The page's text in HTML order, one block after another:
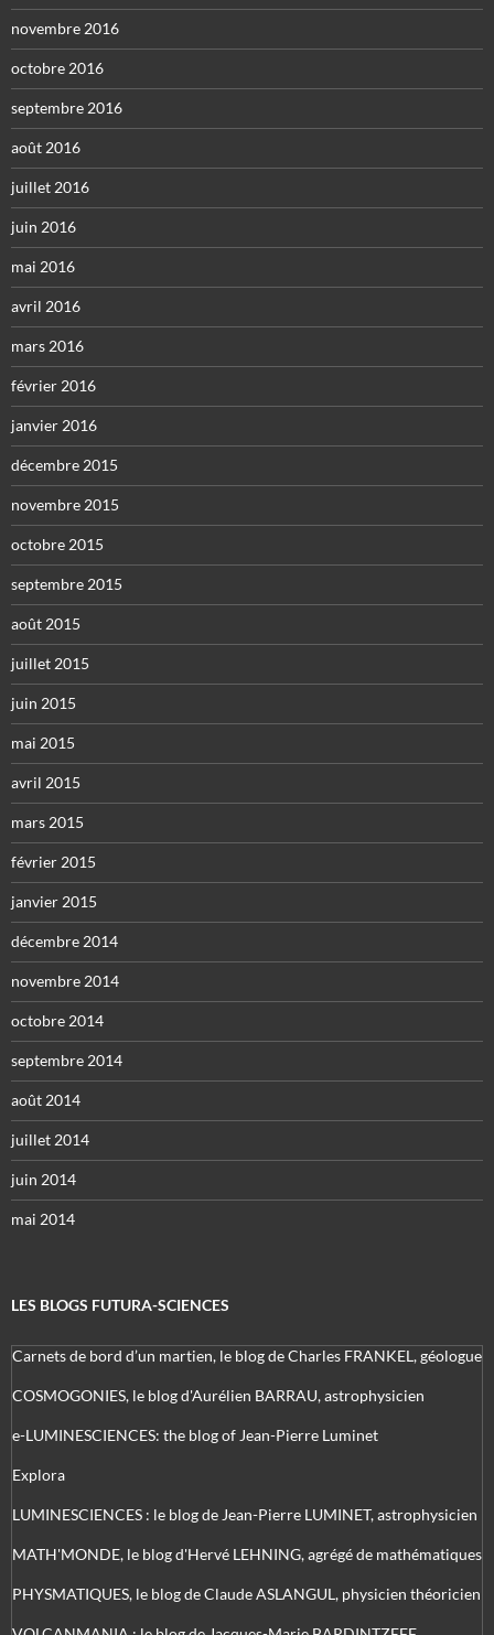
novembre 2016
octobre 2016
septembre 2016
août 2016
juillet 2016
juin 2016
mai 2016
avril 2016
mars 2016
février 2016
janvier 2016
décembre 2015
novembre 2015
octobre 2015
septembre 2015
août 2015
juillet 2015
juin 2015
mai 2015
avril 2015
mars 2015
février 2015
janvier 2015
décembre 2014
novembre 2014
octobre 2014
septembre 2014
août 2014
juillet 2014
juin 2014
mai 2014
LES BLOGS FUTURA-SCIENCES
Carnets de bord d’un martien, le blog de Charles FRANKEL, géologue
COSMOGONIES, le blog d'Aurélien BARRAU, astrophysicien
e-LUMINESCIENCES: the blog of Jean-Pierre Luminet
Explora
LUMINESCIENCES : le blog de Jean-Pierre LUMINET, astrophysicien
MATH'MONDE, le blog d'Hervé LEHNING, agrégé de mathématiques
PHYSMATIQUES, le blog de Claude ASLANGUL, physicien théoricien